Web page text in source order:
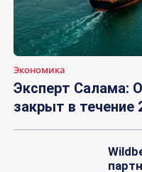
Экономика
Эксперт Салама:
закрыт в течение